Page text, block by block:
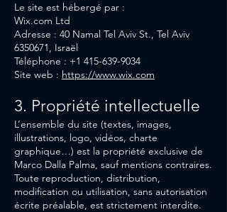
Le site est hébergé par :
Wix.com Ltd
Adresse : 40 Namal Tel Aviv St., Tel Aviv
6350671, Israël
Téléphone : +1 415-639-9034
Site web : https://www.wix.com
3. Propriété intellectuelle
L’ensemble du site (textes, images,
illustrations, logo, vidéos, charte
graphique…) est la propriété exclusive de
Marco Dalla Palma, sauf mentions contraires.
Toute reproduction, distribution,
modification ou utilisation, sans autorisation
écrite préalable, est strictement interdite.